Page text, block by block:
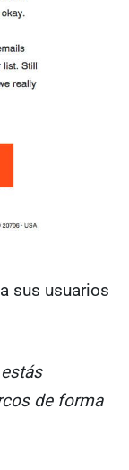
a sus usuarios
de forma